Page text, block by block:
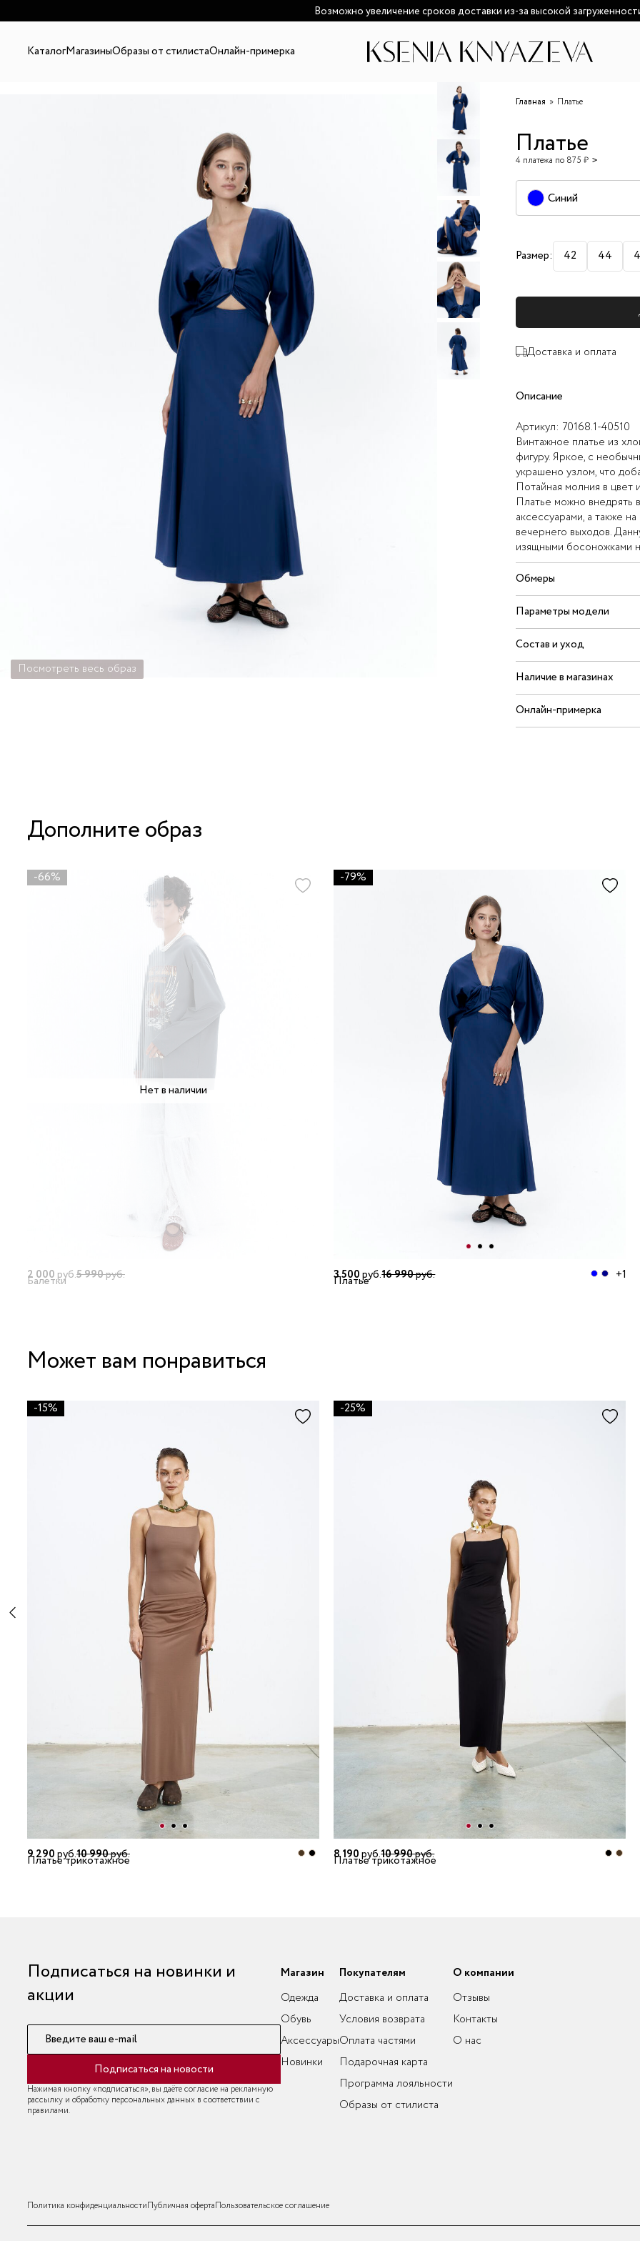
Возможно увеличение сроков доставки из-за высокой
КаталогМагазиныОбразы от стилистаОнлайн-примерка
Посмотреть весь образ
Главная Платье
Платье
4 платежа по 875 ₽
Синий
Размер: 42 44
Доставка и оплата
Описание
Артикул: 70168.1-40510
Винтажное платье из
фигуру. Яркое, с
украшено узлом, что
Потайная молния в цвет
Платье можно внедрять
аксессуарами, а также
вечернего выходов.
изящными босоножками
Обмеры
Параметры модели
Состав и уход
Наличие в магазинах
Онлайн-примерка
Дополните образ
Нет в наличии
-66%
2 000 руб.5 990руб.
Балетки
-79%
3 500руб.16 990руб.
Платье +1
Может вам понравиться
-15%
9 290руб.10 990руб.
Платье трикотажное
-25%
8 190руб.10 990руб.
Платье трикотажное
Подписаться на новинки и
акции
Введите ваш e-mail
Подписаться на новости
Нажимая кнопку «подписаться», вы даёте согласие на рекламную
рассылку и обработку персональных данных в соответствии с
правилами.
Магазин
Одежда
Обувь
Аксессуары
Новинки
Покупателям
Доставка и оплата
Условия возврата
Оплата частями
Подарочная карта
Программа лояльности
Образы от стилиста
О компании
Отзывы
Контакты
О нас
Политика конфиденциальностиПубличная офертаПользовательское соглашение